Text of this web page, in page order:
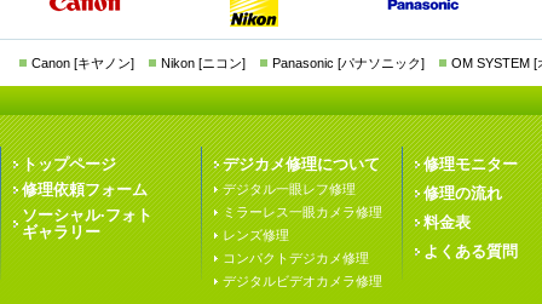
Canon [キヤノン] Nikon [ニコン] Panasonic [パナソニック] OM SYSTEM [
トップページ
修理依頼フォーム
ソーシャル·フォト
ギャラリー
デジカメ修理について
デジタル一眼レフ修理
ミラーレス一眼カメラ修理
レンズ修理
コンパクトデジカメ修理
デジタルビデオカメラ修理
修理モニター
修理の流れ
料金表
よくある質問